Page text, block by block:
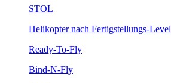
STOL
Helikopter nach Fertigstellungs-Level
Ready-To-Fly
Bind-N-Fly